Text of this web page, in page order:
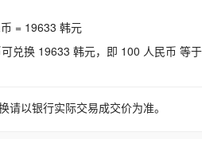
= 19633 韩元
兑换 19633 韩元，即 100 人民币 等
以银行实际交易成交价为准。